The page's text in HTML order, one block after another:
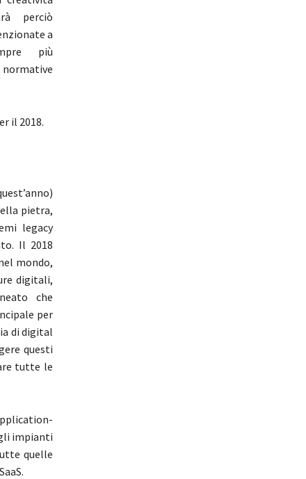
perciò
a
più
il 2018.
pietra,
legacy
Il 2018
mondo,
digitali,
che
per
di digital
questi
tutte le
impianti
quelle